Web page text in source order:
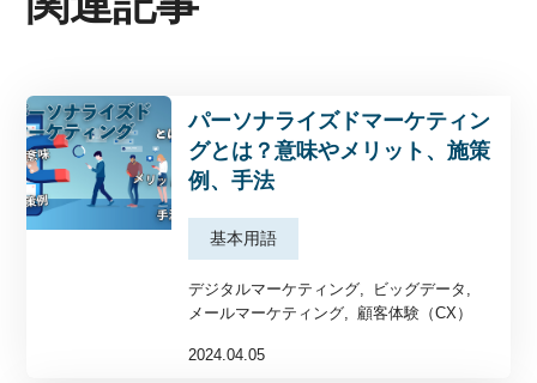
パーソナライズドマーケティン
グとは？意味やメリット、施策
例、手法
基本用語
デジタルマーケティング
ビッグデータ
メールマーケティング
顧客体験（CX）
2024.04.05